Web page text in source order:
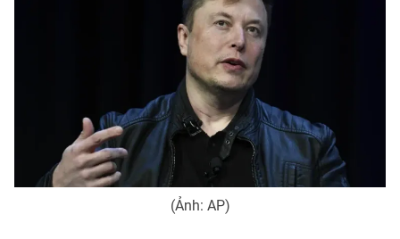
Khán giả
Giải sao mai
Làm đẹp
Giáo dục
Tuyển sinh
(Ảnh: AP)